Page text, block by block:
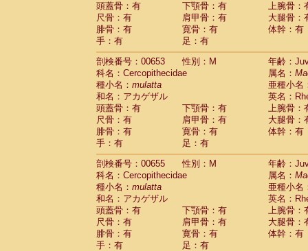
頭蓋骨：有
下顎骨：有
上腕骨：
尺骨：有
肩甲骨：有
大腿骨：
腓骨：有
寛骨：有
体幹：有
手：有
足：有
剖検番号：00653
性別：M
年齢：
科名：Cercopithecidae
属名：
種小名： mulatta
亜種小名
和名：アカゲザル
英名：
頭蓋骨：有
下顎骨：有
上腕骨：
尺骨：有
肩甲骨：有
大腿骨：
腓骨：有
寛骨：有
体幹：有
手：有
足：有
剖検番号：00655
性別：M
年齢：
科名：Cercopithecidae
属名：
種小名： mulatta
亜種小名
和名：アカゲザル
英名：
頭蓋骨：有
下顎骨：有
上腕骨：
尺骨：有
肩甲骨：有
大腿骨：
腓骨：有
寛骨：有
体幹：有
手：有
足：有